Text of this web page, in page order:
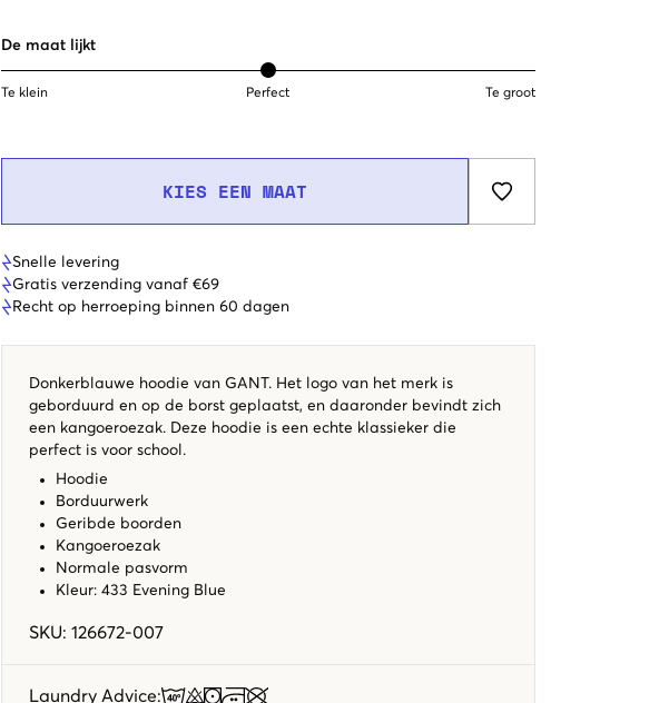
De maat lijkt
Te klein Perfect Te groot
KIES EEN MAAT
Snelle levering
Gratis verzending vanaf €69
Recht op herroeping binnen 60 dagen
Donkerblauwe hoodie van GANT. Het logo van het merk is
geborduurd en op de borst geplaatst, en daaronder bevindt zich
een kangoeroezak. Deze hoodie is een echte klassieker die
perfect is voor school.
Hoodie
Borduurwerk
Geribde boorden
Kangoeroezak
Normale pasvorm
Kleur: 433 Evening Blue
SKU: 126672-007
Laundry Advice: